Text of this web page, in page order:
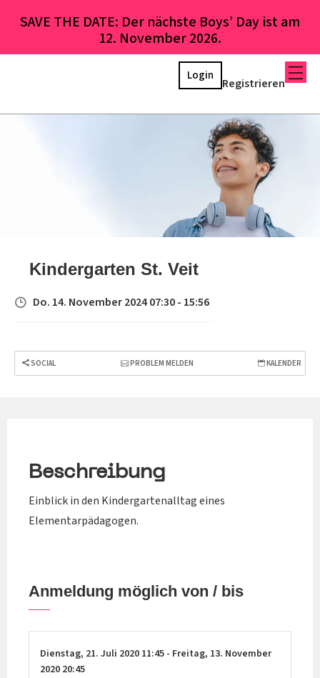
SAVE THE DATE: Der nächste Boys’ Day ist am
12. November 2026.
Registrieren
Login
Kindergarten St. Veit
Do. 14. November 2024 07:30 - 15:56
SOCIAL PROBLEM MELDEN KALENDER
Beschreibung
Einblick in den Kindergartenalltag eines
Elementarpädagogen.
Anmeldung möglich von / bis
Dienstag, 21. Juli 2020 11:45 - Freitag, 13. November
2020 20:45